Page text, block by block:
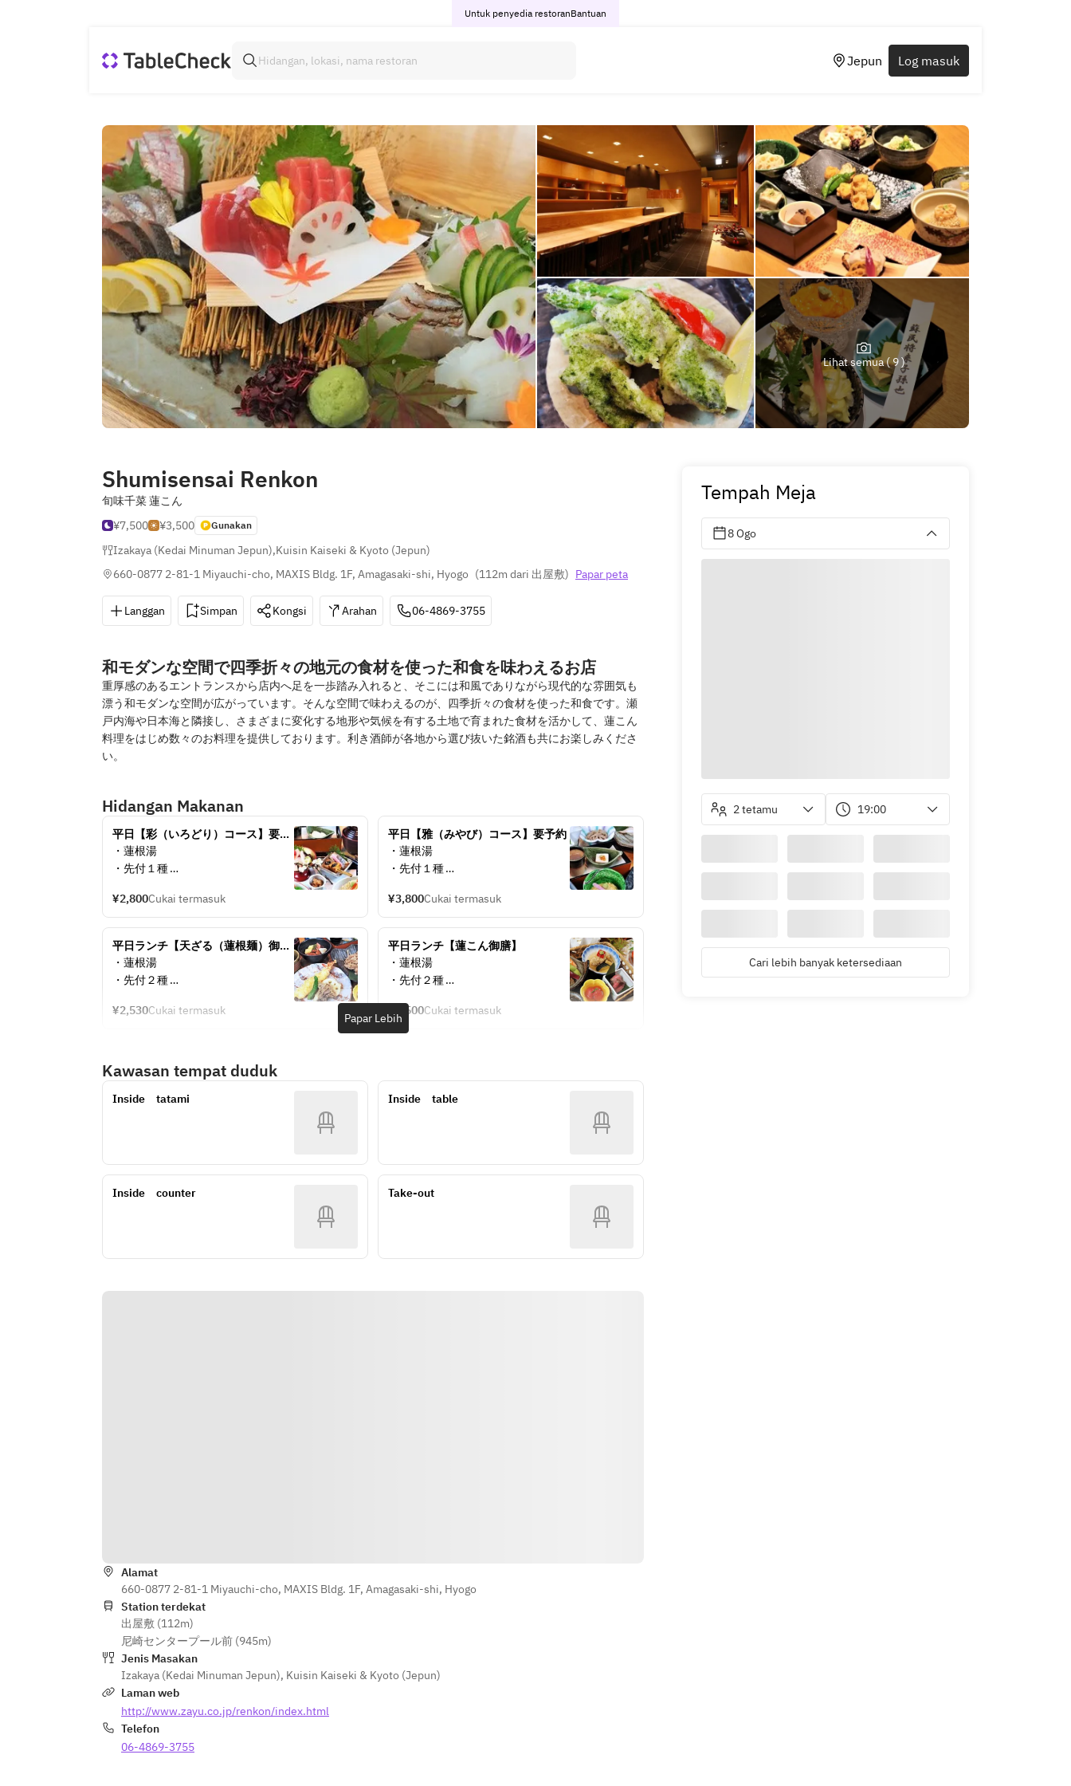
Untuk penyedia restoranBantuan
Jepun Log masuk
Lihat semua ( 9 )
Shumisensai Renkon
旬味千菜 蓮こん
¥7,500
¥3,500 Gunakan
Izakaya (Kedai Minuman Jepun),Kuisin Kaiseki & Kyoto (Jepun)
660-0877 2-81-1 Miyauchi-cho, MAXIS Bldg. 1F, Amagasaki-shi, Hyogo (112m dari 出屋敷) Papar peta
Langgan Simpan Kongsi Arahan 06-4869-3755
和モダンな空間で四季折々の地元の食材を使った和食を味わえるお店
重厚感のあるエントランスから店内へ足を一歩踏み入れると、そこには和風でありながら現代的な雰囲気も
漂う和モダンな空間が広がっています。そんな空間で味わえるのが、四季折々の食材を使った和食です。瀬
戸内海や日本海と隣接し、さまざまに変化する地形や気候を有する土地で育まれた食材を活かして、蓮こん
料理をはじめ数々のお料理を提供しております。利き酒師が各地から選び抜いた銘酒も共にお楽しみくださ
い。
Hidangan Makanan
平日【彩（いろどり）コース】要予
約・蓮根湯
・先付１種
・食事
・甘味
¥2,800Cukai termasuk
平日【雅（みやび）コース】要予約
・蓮根湯
・先付１種
・蓋物
・合肴
・進肴
・食事
・甘味
¥3,800Cukai termasuk
平日ランチ【天ざる（蓮根麺）御
膳】
・蓮根湯
・先付２種
・蓮根麺
・赤出汁
¥2,530Cukai termasuk
平日ランチ【蓮こん御膳】
・蓮根湯
・先付２種
・吹き寄せ籠盛り
・蓮根まんじゅう
・赤出汁
・香の物
¥3,500Cukai termasuk
Papar Lebih
Kawasan tempat duduk
Inside　tatami Inside　table
Inside　counter Take-out
Alamat
660-0877 2-81-1 Miyauchi-cho, MAXIS Bldg. 1F, Amagasaki-shi, Hyogo
Station terdekat
出屋敷 (112m)
尼崎センタープール前 (945m)
Jenis Masakan
Izakaya (Kedai Minuman Jepun), Kuisin Kaiseki & Kyoto (Jepun)
Laman web
http://www.zayu.co.jp/renkon/index.html
Telefon
06-4869-3755
Tempah Meja
8 Ogo
2 tetamu 19:00
Cari lebih banyak ketersediaan